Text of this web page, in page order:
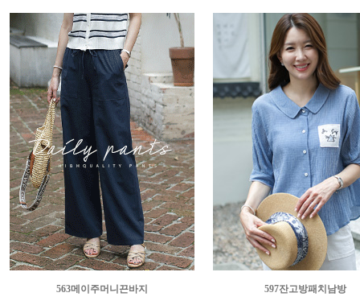
563메이주머니끈바지
597잔고방패치남방